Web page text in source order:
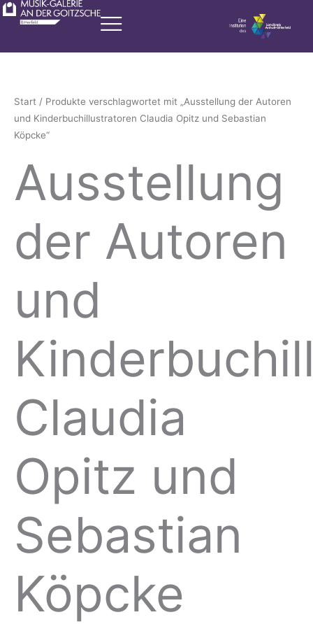
Zum
Inhalt
Start / Produkte verschlagwortet mit „Ausstellung der Autoren
und Kinderbuchillustratoren Claudia Opitz und Sebastian
Köpcke“
Ausstellung
der Autoren
und
Claudia
Opitz und
Sebastian
Köpcke